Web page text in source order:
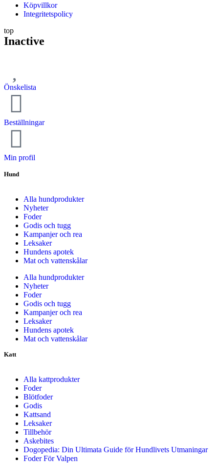
Köpvillkor
Integritetspolicy
top
Inactive
Önskelista
Beställningar
Min profil
Hund
Alla hundprodukter
Nyheter
Foder
Godis och tugg
Kampanjer och rea
Leksaker
Hundens apotek
Mat och vattenskålar
Alla hundprodukter
Nyheter
Foder
Godis och tugg
Kampanjer och rea
Leksaker
Hundens apotek
Mat och vattenskålar
Katt
Alla kattprodukter
Foder
Blötfoder
Godis
Kattsand
Leksaker
Tillbehör
Askebites
Dogopedia: Din Ultimata Guide för Hundlivets Utmaningar
Foder För Valpen